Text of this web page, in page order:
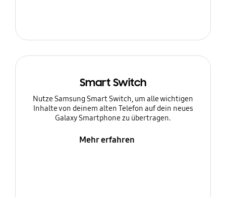
Smart Switch
Nutze Samsung Smart Switch, um alle wichtigen
Inhalte von deinem alten Telefon auf dein neues
Galaxy Smartphone zu übertragen.
Mehr erfahren